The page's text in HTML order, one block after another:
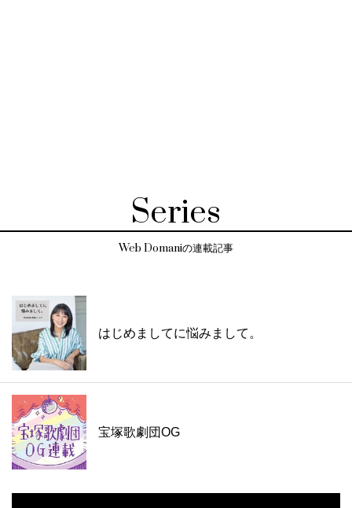
Series
Web Domaniの連載記事
はじめましてに悩みまして。
宝塚歌劇団OG